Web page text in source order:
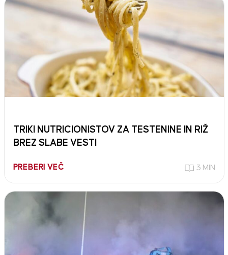
TRIKI NUTRICIONISTOV ZA TESTENINE IN RIŽ
BREZ SLABE VESTI
PREBERI VEČ 3 MIN